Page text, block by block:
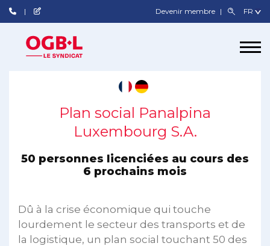
Devenir membre
Plan social Panalpina
Luxembourg S.A.
50 personnes licenciées au cours des
6 prochains mois
Dû à la crise économique qui touche
lourdement le secteur des transports et de
la logistique, un plan social touchant 50 des